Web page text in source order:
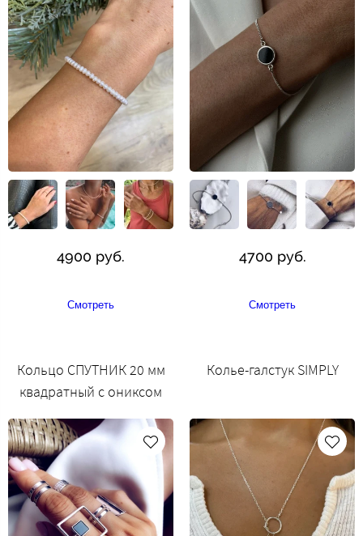
4900 руб.
Смотреть
4700 руб.
Смотреть
Кольцо СПУТНИК 20 мм
квадратный с ониксом
Колье-галстук SIMPLY